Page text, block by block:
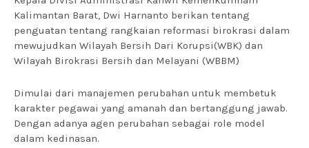
Kalimantan Barat, Dwi Harnanto berikan tentang
penguatan tentang rangkaian reformasi birokrasi dalam
mewujudkan Wilayah Bersih Dari Korupsi(WBK) dan
Wilayah Birokrasi Bersih dan Melayani (WBBM)
Dimulai dari manajemen perubahan untuk membetuk
karakter pegawai yang amanah dan bertanggung jawab.
Dengan adanya agen perubahan sebagai role model
dalam kedinasan.